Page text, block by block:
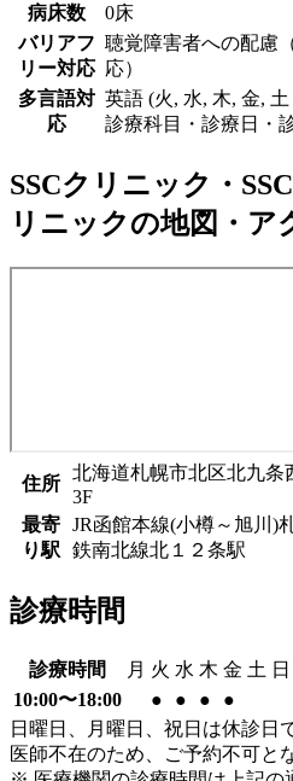
病床数
0床
バリアフ
リー対応
聴覚障害者への配慮
応）
多言語対
応
英語 (火, 水, 木, 金,
診療科目・診療日・
SSCクリニック・
リニックの地図・ア
住所
北海道札幌市北区北九条
3F
最寄
り駅
JR函館本線(小樽～旭川)
鉄南北線北１２条駅
診療時間
診療時間 月 火 水 木 金 土 日
10:00〜18:00
● ● ●
●
日曜日、月曜日、祝日は休診日
医師不在のため、ご予約不可と